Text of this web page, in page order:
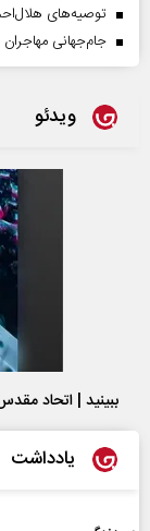
توصیه‌های
جام‌جهانی مهاجران
ویدئو
ببینید | اتحاد
یادداشت